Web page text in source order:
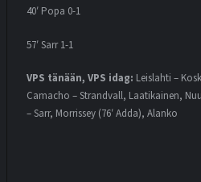
40′ Popa 0-1
57′ Sarr 1-1
VPS tänään, VPS idag: Leislahti –
Camacho – Strandvall, Laatikainen,
– Sarr, Morrissey (76′ Adda), Alanko